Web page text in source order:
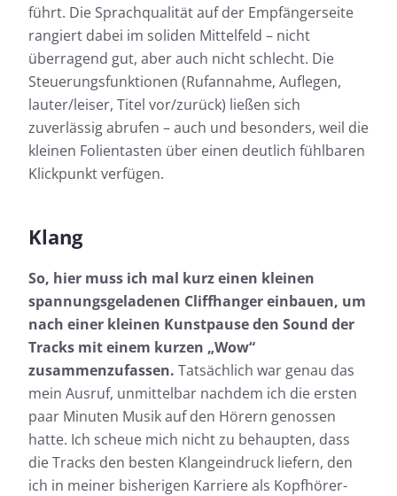
führt. Die Sprachqualität auf der Empfängerseite
rangiert dabei im soliden Mittelfeld – nicht
überragend gut, aber auch nicht schlecht. Die
Steuerungsfunktionen (Rufannahme, Auflegen,
lauter/leiser, Titel vor/zurück) ließen sich
zuverlässig abrufen – auch und besonders, weil die
kleinen Folientasten über einen deutlich fühlbaren
Klickpunkt verfügen.
Klang
So, hier muss ich mal kurz einen kleinen
spannungsgeladenen Cliffhanger einbauen, um
nach einer kleinen Kunstpause den Sound der
Tracks mit einem kurzen „Wow“
zusammenzufassen. Tatsächlich war genau das
mein Ausruf, unmittelbar nachdem ich die ersten
paar Minuten Musik auf den Hörern genossen
hatte. Ich scheue mich nicht zu behaupten, dass
die Tracks den besten Klangeindruck liefern, den
ich in meiner bisherigen Karriere als Kopfhörer-